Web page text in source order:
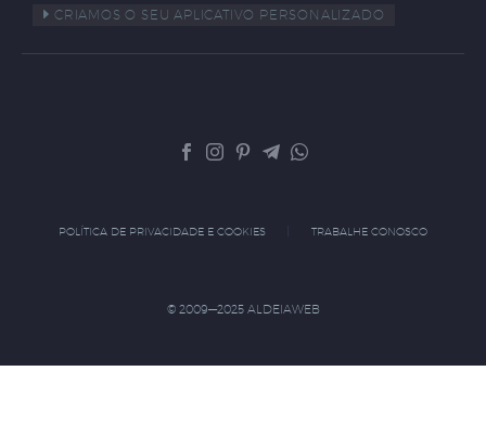
CRIAMOS O SEU APLICATIVO PERSONALIZADO
POLÍTICA DE PRIVACIDADE E COOKIES TRABALHE CONOSCO
© 2009—2025 ALDEIAWEB